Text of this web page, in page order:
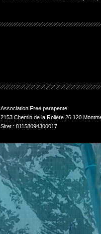
Association Free parapente
2153 Chemin de la Roliére 26 120
Siret : 81158094300017